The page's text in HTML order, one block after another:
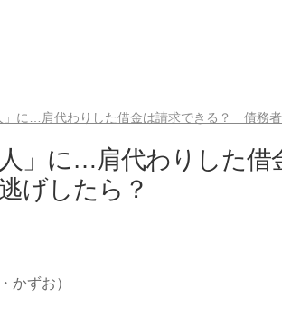
」に…肩代わりした借金は請求できる？ 債務者
」に…肩代わりした借
げしたら？
かずお）